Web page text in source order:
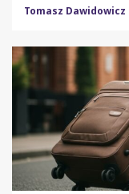
Tomasz Dawidowicz